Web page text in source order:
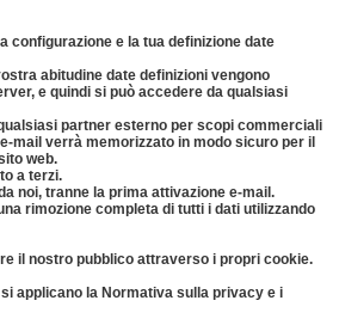
configurazione e la tua definizione date
abitudine date definizioni vengono
e quindi si può accedere da qualsiasi
partner esterno per scopi commerciali
mail verrà memorizzato in modo sicuro per il
web.
a terzi.
noi, tranne la prima attivazione e-mail.
rimozione completa di tutti i dati utilizzando
il nostro pubblico attraverso i propri cookie.
applicano la Normativa sulla privacy e i